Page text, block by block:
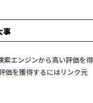
事
索エンジンから高い評価を得
価を獲得するにはリンク元